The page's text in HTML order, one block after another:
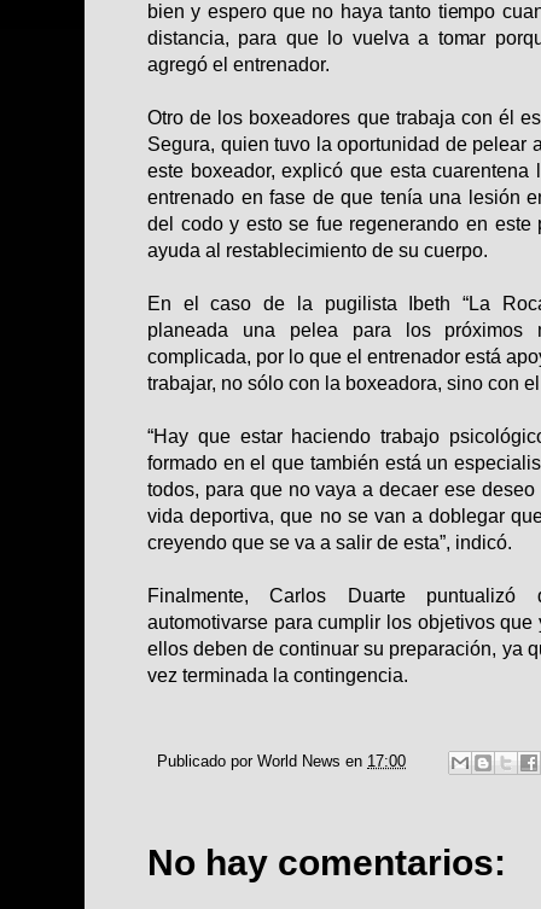
bien y espero que no haya tanto tiempo
distancia, para que lo vuelva a tomar
agregó el entrenador.
Otro de los boxeadores que trabaja con él
Segura, quien tuvo la oportunidad de pelear
este boxeador, explicó que esta
entrenado en fase de que tenía una lesión
del codo y esto se fue regenerando en
ayuda al restablecimiento de su cuerpo.
En el caso de la pugilista Ibeth “La
planeada una pelea para los próximos
complicada, por lo que el entrenador está
trabajar, no sólo con la boxeadora, sino con
“Hay que estar haciendo trabajo
formado en el que también está un
todos, para que no vaya a decaer ese
vida deportiva, que no se van a doblegar
creyendo que se va a salir de esta”, indicó.
Finalmente, Carlos Duarte
automotivarse para cumplir los objetivos
ellos deben de continuar su preparación, ya
vez terminada la contingencia.
Publicado por World News en 17:00
No hay comentarios: